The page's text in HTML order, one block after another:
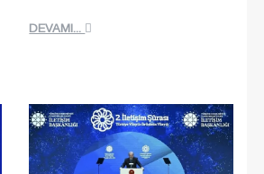
DEVAMI...